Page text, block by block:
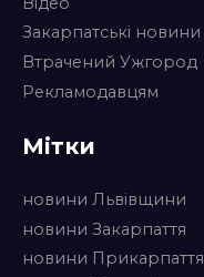
Закарпатські новини
Втрачений Ужгород
Рекламодавцям
Мітки
новини Львівщини
новини Закарпаття
новини Прикарпаття